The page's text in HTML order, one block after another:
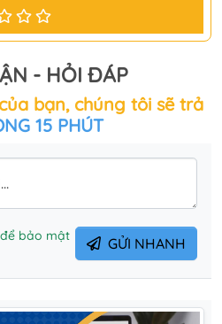
- HỎI ĐÁP
bạn, chúng tôi sẽ trả
15 PHÚT
bảo mật
GỬI NHANH